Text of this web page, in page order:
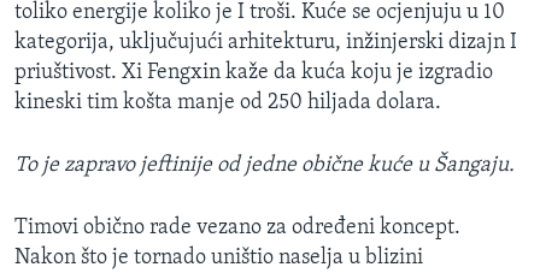
toliko energije koliko je I troši. Kuće se ocjenjuju u 10
kategorija, uključujući arhitekturu, inžinjerski dizajn I
priuštivost. Xi Fengxin kaže da kuća koju je izgradio
kineski tim košta manje od 250 hiljada dolara.
To je zapravo jeftinije od jedne obične kuće u Šangaju.
Timovi obično rade vezano za određeni koncept.
Nakon što je tornado uništio naselja u blizini